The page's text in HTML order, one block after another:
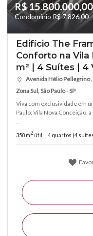
R$ 15.800.000,00
Condomínio R$ 7.826,00
Edifício The
Conforto na Vila
m² | 4 Suítes | 4
Avenida Hélio Pellegrino
Zona Sul, São Paulo - SP
Viva com exclusividade em
Paulo: Vila Nova Conceição,
...
358 m2 útil 4 quartos (4